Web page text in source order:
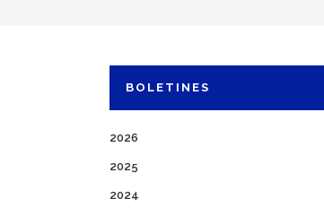
BOLETINES
2026
2025
2024